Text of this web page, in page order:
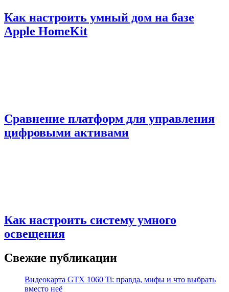
Как настроить умный дом на базе
Apple HomeKit
Сравнение платформ для управления
цифровыми активами
Как настроить систему умного
освещения
Свежие публикации
Видеокарта GTX 1060 Ti: правда, мифы и что выбрать
вместо неё